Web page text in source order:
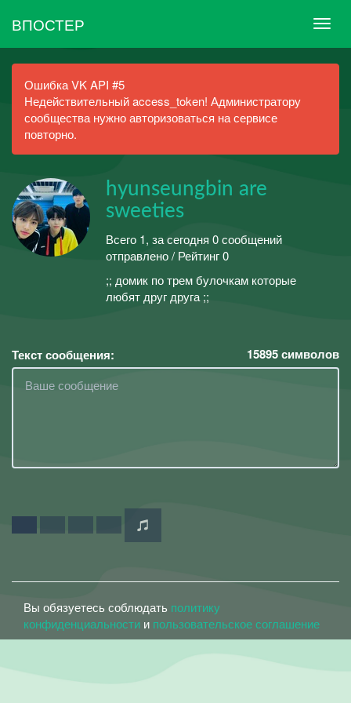
ВПОСТЕР
Ошибка VK API #5
Недействительный access_token! Администратору
сообщества нужно авторизоваться на сервисе
повторно.
hyunseungbin are
sweeties
Всего 1, за сегодня 0 сообщений
отправлено / Рейтинг 0
;; домик по трем булочкам которые
любят друг друга ;;
Текст сообщения: 15895символов
Вы обязуетесь соблюдать политику
конфиденциальности и пользовательское соглашение